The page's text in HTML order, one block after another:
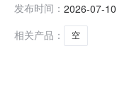
发布时间： 2026-07-
相关产品：
空